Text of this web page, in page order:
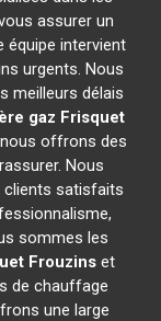
assurer un
intervient
urgents. Nous
meilleurs délais
gaz Frisquet
offrons des
Nous
clients satisfaits
sommes les
Frouzinset
de chauffage
une large